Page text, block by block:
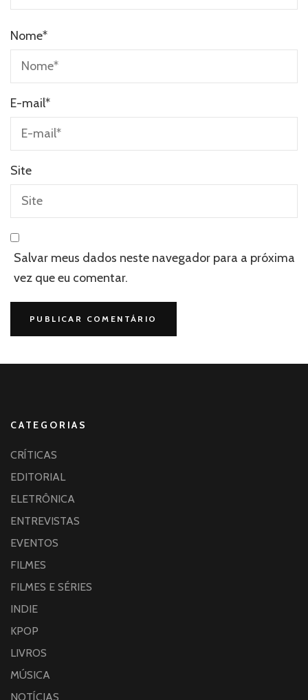
Nome*
E-mail*
Site
Salvar meus dados neste navegador para a próxima
vez que eu comentar.
CATEGORIAS
CRÍTICAS
EDITORIAL
ELETRÔNICA
ENTREVISTAS
EVENTOS
FILMES
FILMES E SÉRIES
INDIE
KPOP
LIVROS
MÚSICA
NOTÍCIAS